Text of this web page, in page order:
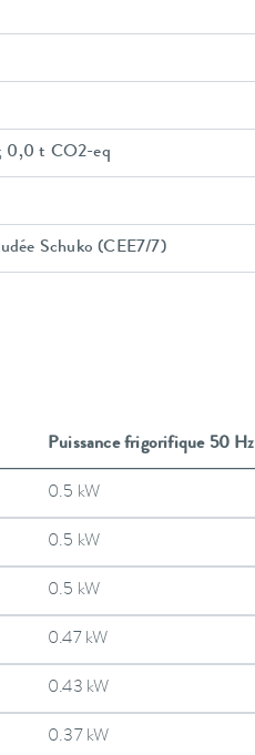
0,0 t CO2-eq
Schuko (CEE7/7)
Puissance frigorifique 50 Hz
0.5 kW
0.5 kW
0.5 kW
0.47 kW
0.43 kW
0.37 kW